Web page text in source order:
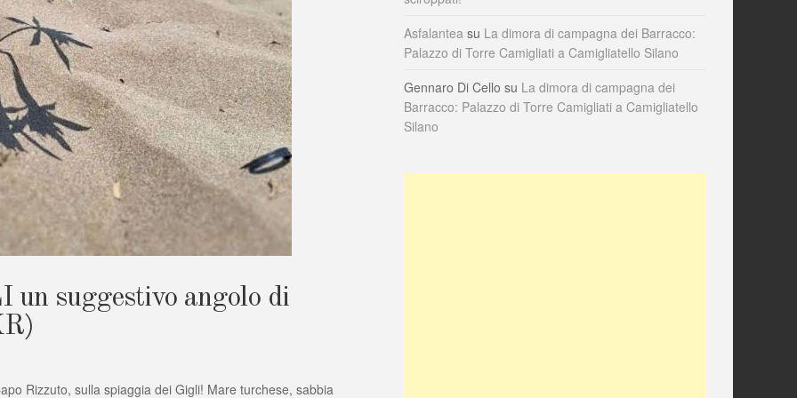
suggestivo angolo di
Rizzuto, sulla spiaggia dei Gigli! Mare turchese, sabbia
Asfalantea su La dimora di campagna dei Barracco:
Palazzo di Torre Camigliati a Camigliatello Silano
Gennaro Di Cello su La dimora di campagna dei
Barracco: Palazzo di Torre Camigliati a Camigliatello
Silano